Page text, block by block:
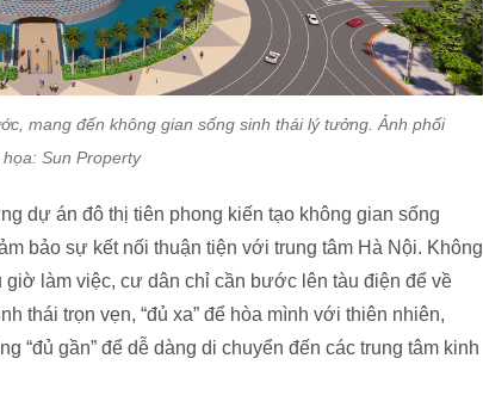
mang đến không gian sống sinh thái lý tưởng. Ảnh phối
Sun Property
dự án đô thị tiên phong kiến tạo không gian sống
bảo sự kết nối thuận tiện với trung tâm Hà Nội. Không
làm việc, cư dân chỉ cần bước lên tàu điện để về
thái trọn vẹn, “đủ xa” để hòa mình với thiên nhiên,
“đủ gần” để dễ dàng di chuyển đến các trung tâm kinh